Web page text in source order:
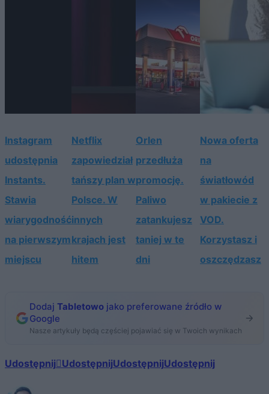
Instagram
udostępnia
Instants.
Stawia
wiarygodność
na pierwszym
miejscu
Netflix
zapowiedział
tańszy plan w
Polsce. W
innych
krajach jest
hitem
Orlen
przedłuża
promocję.
Paliwo
zatankujesz
taniej w te
dni
Nowa oferta
na
światłowód
w pakiecie z
VOD.
Korzystasz i
oszczędzasz
Dodaj Tabletowo jako preferowane źródło w
Google
Nasze artykuły będą częściej pojawiać się w Twoich wynikach
Udostępnij UdostępnijUdostępnijUdostępnij